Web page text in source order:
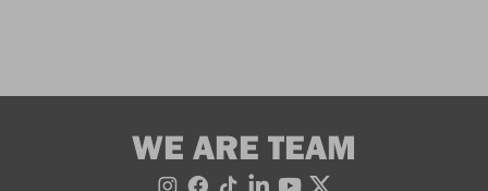
WE ARE TEAM